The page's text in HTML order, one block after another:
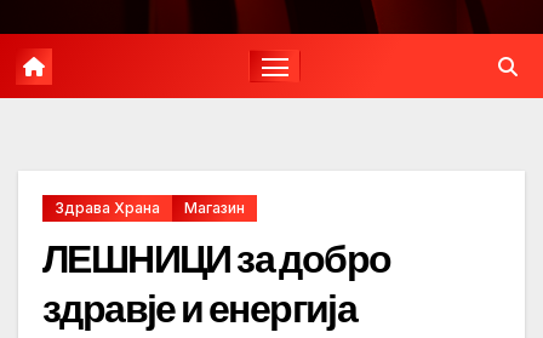
Здрава Храна Магазин
ЛЕШНИЦИ за добро
здравје и енергија